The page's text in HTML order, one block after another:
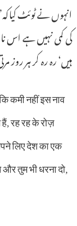
انہوں نے ٹوئٹ
کی کمی نہیں ہے اس
ہیں‘ رہ رہ کر ہر روز
कमी नहीं इस नाव
रह रह के रोज़
लिए देश का एक
तुम भी धरना दो,